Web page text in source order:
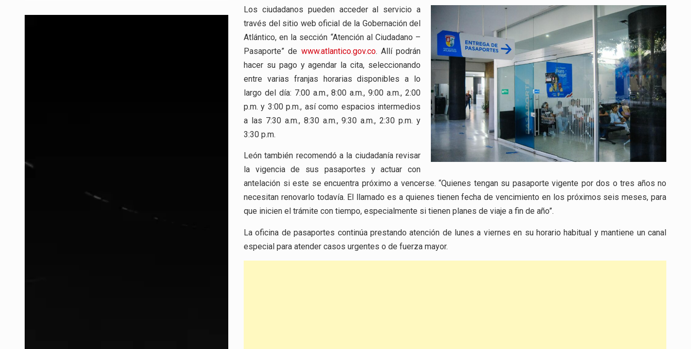
Los ciudadanos pueden acceder al servicio a
través del sitio web oficial de la Gobernación del
Atlántico, en la sección “Atención al Ciudadano –
Pasaporte” de www.atlantico.gov.co. Allí podrán
hacer su pago y agendar la cita, seleccionando
entre varias franjas horarias disponibles a lo
largo del día: 7:00 a.m., 8:00 a.m., 9:00 a.m., 2:00
p.m. y 3:00 p.m., así como espacios intermedios
a las 7:30 a.m., 8:30 a.m., 9:30 a.m., 2:30 p.m. y
3:30 p.m.
León también recomendó a la ciudadanía revisar
la vigencia de sus pasaportes y actuar con
antelación si este se encuentra próximo a vencerse. “Quienes tengan su pasaporte vigente por dos o tres años no
necesitan renovarlo todavía. El llamado es a quienes tienen fecha de vencimiento en los próximos seis meses, para
que inicien el trámite con tiempo, especialmente si tienen planes de viaje a fin de año”.
La oficina de pasaportes continúa prestando atención de lunes a viernes en su horario habitual y mantiene un canal
especial para atender casos urgentes o de fuerza mayor.